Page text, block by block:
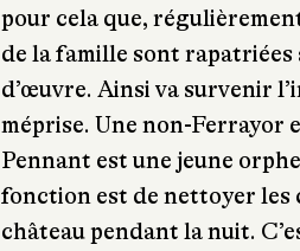
pour cela que,
de la famille sont
d’œuvre. Ainsi va survenir
méprise. Une non-Ferrayor
Pennant est une jeune
fonction est de nettoyer les
château pendant la nuit.